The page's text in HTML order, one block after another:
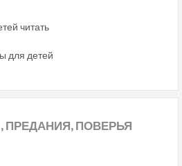
читать
для детей
ПРЕДАНИЯ, ПОВЕРЬЯ